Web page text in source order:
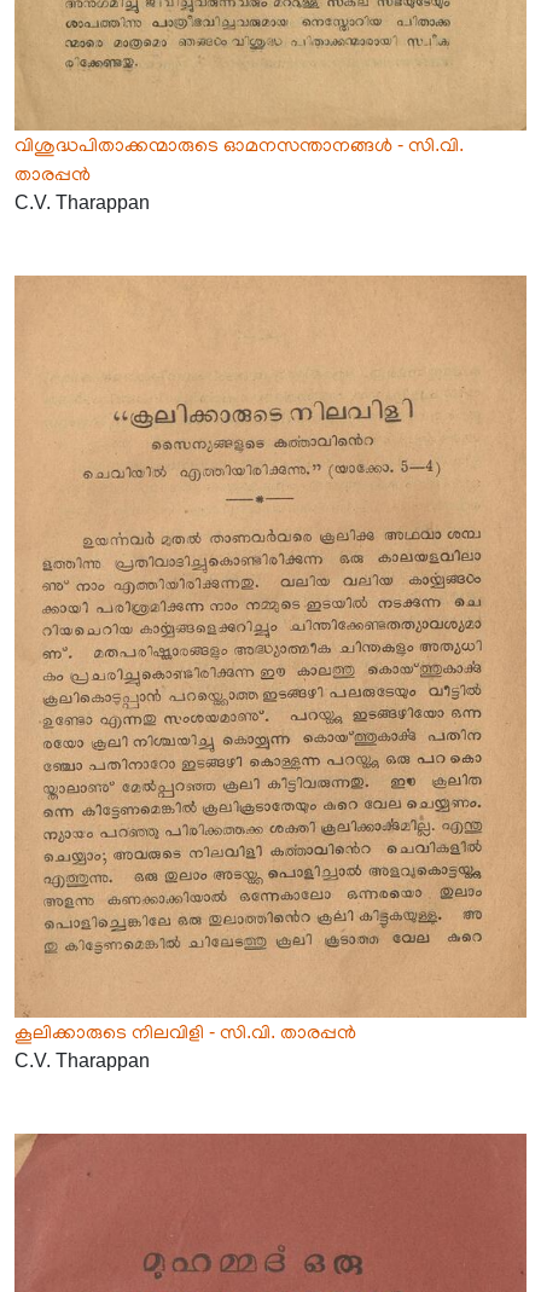
വിശുദ്ധപിതാക്കന്മാരുടെ ഓമനസന്താനങ്ങൾ - സി.വി.
താരപ്പൻ
C.V. Tharappan
കൂലിക്കാരുടെ നിലവിളി - സി.വി. താരപ്പൻ
C.V. Tharappan